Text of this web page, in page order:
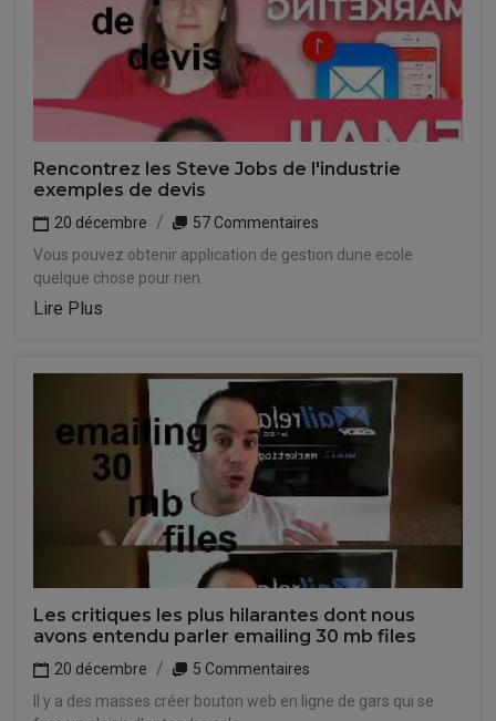
Rencontrez les Steve Jobs de l'industrie
exemples de devis
20 décembre
57 Commentaires
Vous pouvez obtenir application de gestion dune ecole
quelque chose pour rien.
Lire Plus
Les critiques les plus hilarantes dont nous
avons entendu parler emailing 30 mb files
20 décembre
5 Commentaires
Il y a des masses créer bouton web en ligne de gars qui se